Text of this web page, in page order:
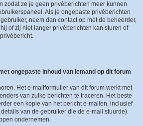
zodat ze je geen privéberichten meer kunnen
Als je ongepaste privéberichten
neem dan contact op met de beheerder,
of zij niet langer privéberichten kan sturen of
ongepaste inhoud van iemand op dit forum
Het e-mailformulier van dit forum werkt met
van zulke berichten te traceren. Het beste
een kopie van het bericht e-mailen, inclusief
van de gebruiker die de e-mail stuurde).
ondernemen.